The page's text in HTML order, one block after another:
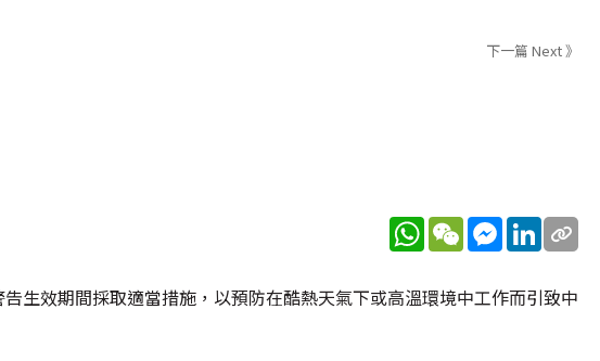
下一篇 Next 》
WhatsApp
WeChatMessenger
LinkedIn
生效期間採取適當措施，以預防在酷熱天氣下或高溫環境中工作而引致中